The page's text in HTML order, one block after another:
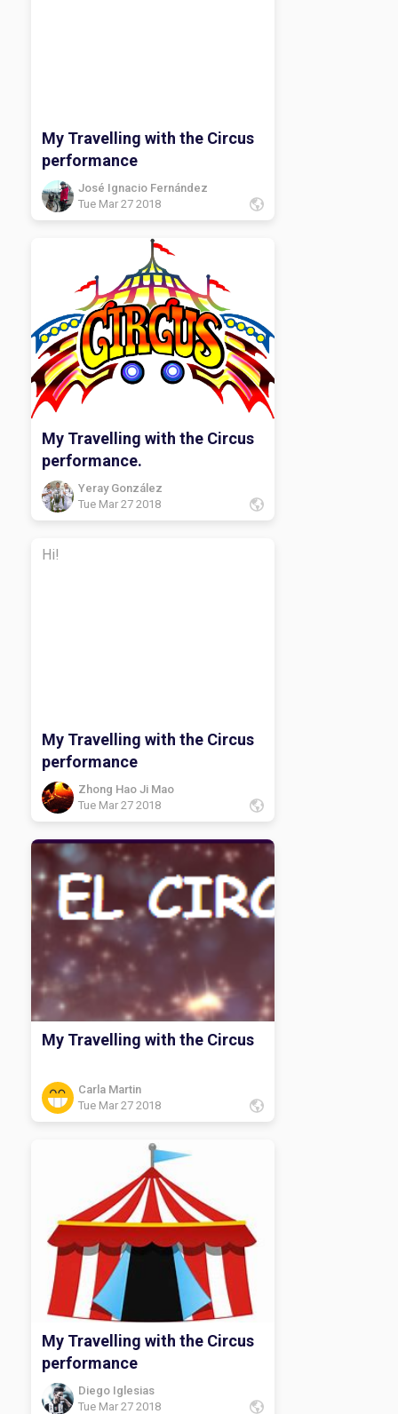
My Travelling with the Circus
performance
José Ignacio Fernández
Tue Mar 27 2018
My Travelling with the Circus
performance.
Yeray González
Tue Mar 27 2018
Hi!
My Travelling with the Circus
performance
Zhong Hao Ji Mao
Tue Mar 27 2018
My Travelling with the Circus
Carla Martin
Tue Mar 27 2018
My Travelling with the Circus
performance
Diego Iglesias
Tue Mar 27 2018